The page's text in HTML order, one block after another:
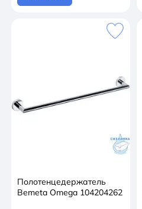
Полотенцедержатель
Bemeta Omega 104204262